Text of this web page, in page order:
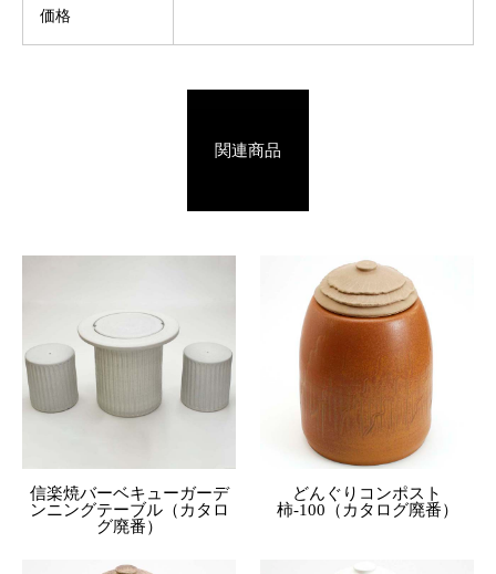
価格
関連商品
信楽焼バーベキューガーデ
ンニングテーブル（カタロ
グ廃番）
どんぐりコンポスト
柿-100（カタログ廃番）